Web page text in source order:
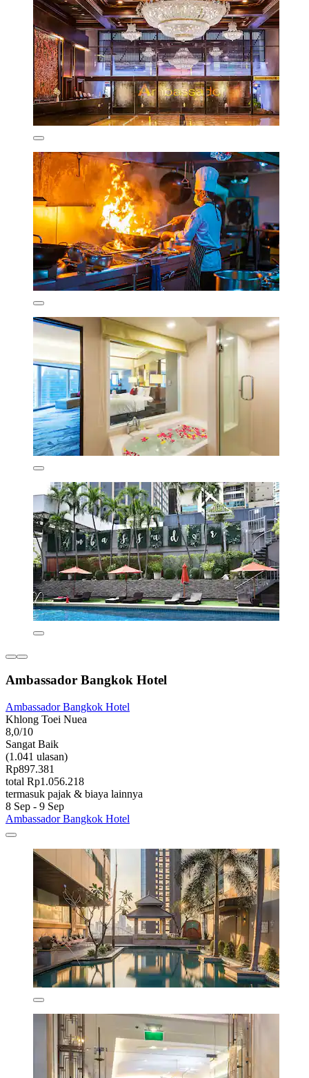
Ambassador Bangkok Hotel
Ambassador Bangkok Hotel
Khlong Toei Nuea
8,0/10
Sangat Baik
(1.041 ulasan)
Rp897.381
total Rp1.056.218
termasuk pajak & biaya lainnya
8 Sep - 9 Sep
Ambassador Bangkok Hotel